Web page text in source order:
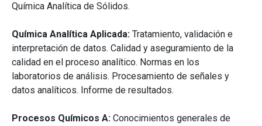
Química Analítica de Sólidos.
Química Analítica Aplicada: Tratamiento, validación e
interpretación de datos. Calidad y aseguramiento de la
calidad en el proceso analítico. Normas en los
laboratorios de análisis. Procesamiento de señales y
datos analíticos. Informe de resultados.
Procesos Químicos A: Conocimientos generales de